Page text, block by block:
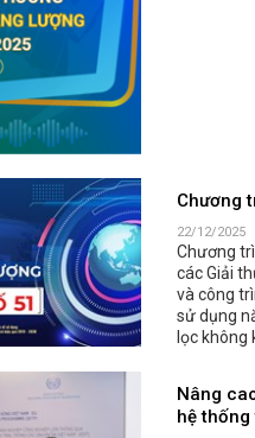
Chương
22/12/2025
Chương
các Giải
và công
sử dụng
lọc không
Nâng
hệ thống